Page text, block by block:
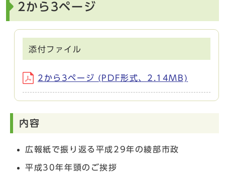
2から3ページ
添付ファイル
2から3ページ (PDF形式、2.14MB)
内容
広報紙で振り返る平成29年の綾部市政
平成30年年頭のご挨拶